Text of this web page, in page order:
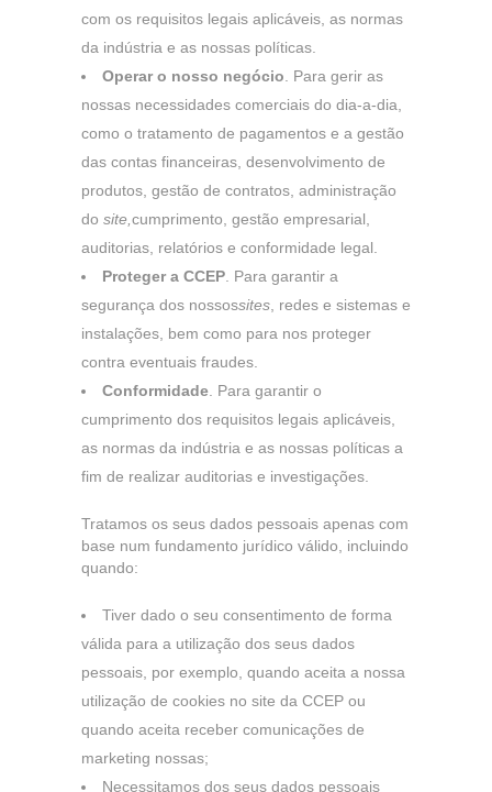
com os requisitos legais aplicáveis, as normas
da indústria e as nossas políticas.
Operar o nosso negócio . Para gerir as
nossas necessidades comerciais do dia-a-dia,
como o tratamento de pagamentos e a gestão
das contas financeiras, desenvolvimento de
produtos, gestão de contratos, administração
do site, cumprimento, gestão empresarial,
auditorias, relatórios e conformidade legal.
Proteger a CCEP . Para garantir a
segurança dos nossossites , redes e sistemas e
instalações, bem como para nos proteger
contra eventuais fraudes.
Conformidade . Para garantir o
cumprimento dos requisitos legais aplicáveis,
as normas da indústria e as nossas políticas a
fim de realizar auditorias e investigações.
Tratamos os seus dados pessoais apenas com
base num fundamento jurídico válido, incluindo
quando:
Tiver dado o seu consentimento de forma
válida para a utilização dos seus dados
pessoais, por exemplo, quando aceita a nossa
utilização de cookies no site da CCEP ou
quando aceita receber comunicações de
marketing nossas;
Necessitamos dos seus dados pessoais
CONFIGURAÇÃO DE COOKIES
Estes cookies são necessários para que o website
funcione, sendo que não podem ser desativados nos
internet para bloquear ou alertá-lo quanto a estes cookies,
contudo algumas áreas do website não irão funcionar.
Estes cookies não armazenam nenhuma informação
relativa a identificação pessoal.
Cookies de rendimiento
Estes cookies permitem-nos contar o número de visitas e a